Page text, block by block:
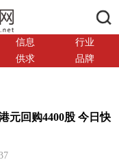
信息
行业
供求 品牌
元回购4400股 今日快